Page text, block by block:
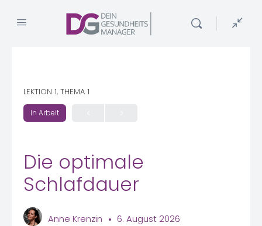
LEKTION 1, THEMA 1
In Arbeit
Die optimale
Schlafdauer
Anne Krenzin 6. August 2026